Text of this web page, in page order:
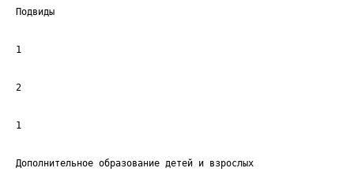
Подвиды
1
2
1
Дополнительное образование детей и взрослых